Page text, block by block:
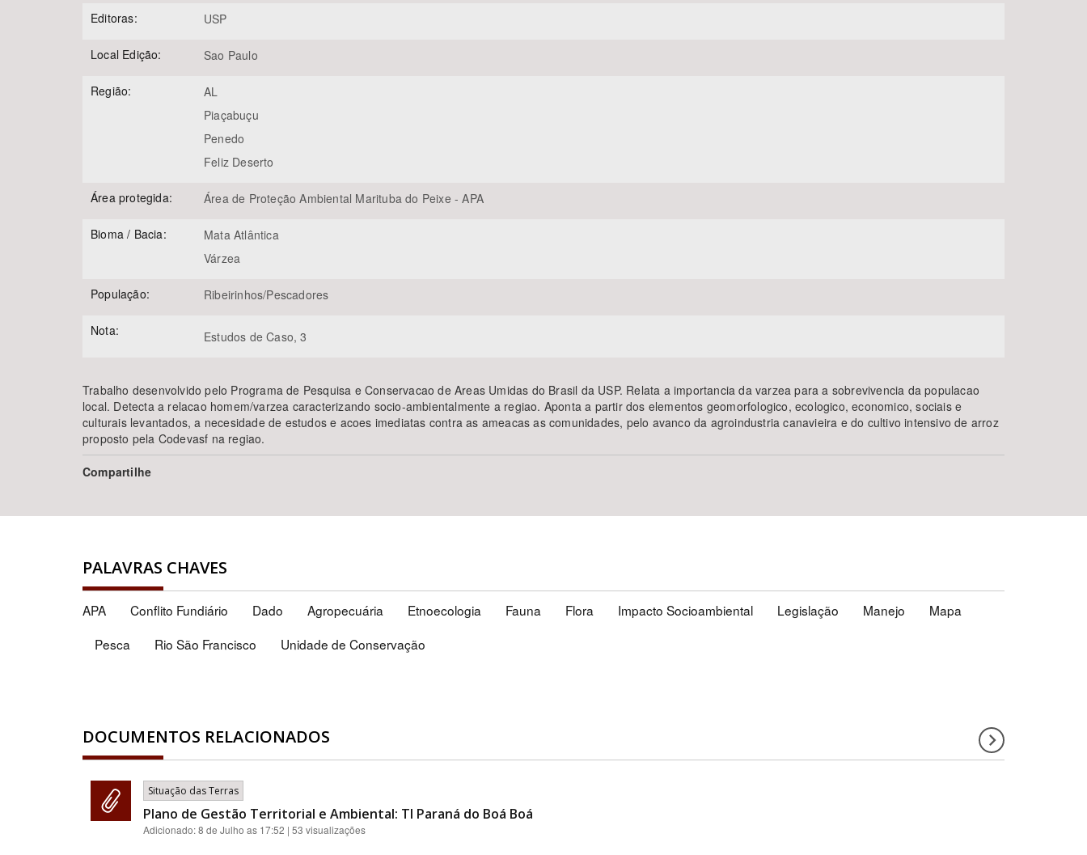
Editoras: USP
Local Edição: Sao Paulo
Região:
AL
Piaçabuçu
Penedo
Feliz Deserto
Área protegida: Área de Proteção Ambiental Marituba do Peixe - APA
Bioma / Bacia:
Mata Atlântica
Várzea
População: Ribeirinhos/Pescadores
Nota: Estudos de Caso, 3
Trabalho desenvolvido pelo Programa de Pesquisa e Conservacao de Areas Umidas do Brasil da USP. Relata a importancia da varzea para a sobrevivencia da populacao
local. Detecta a relacao homem/varzea caracterizando socio-ambientalmente a regiao. Aponta a partir dos elementos geomorfologico, ecologico, economico, sociais e
culturais levantados, a necesidade de estudos e acoes imediatas contra as ameacas as comunidades, pelo avanco da agroindustria canavieira e do cultivo intensivo de arroz
proposto pela Codevasf na regiao.
Compartilhe
PALAVRAS CHAVES
APA Conflito Fundiário Dado Agropecuária Etnoecologia Fauna Flora Impacto Socioambiental Legislação Manejo
Mapa
Pesca
Rio São Francisco Unidade de Conservação
DOCUMENTOS RELACIONADOS
Situação das Terras
Plano de Gestão Territorial e Ambiental: TI Paraná do Boá Boá
Adicionado:8 de Julho as 17:52 | 53 visualizações